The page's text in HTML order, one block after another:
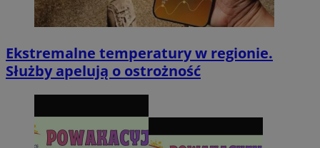
Ekstremalne temperatury w regionie.
Służby apelują o ostrożność